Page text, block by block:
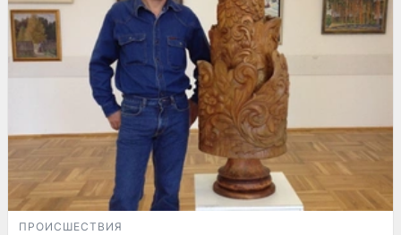
ПРОИСШЕСТВИЯ